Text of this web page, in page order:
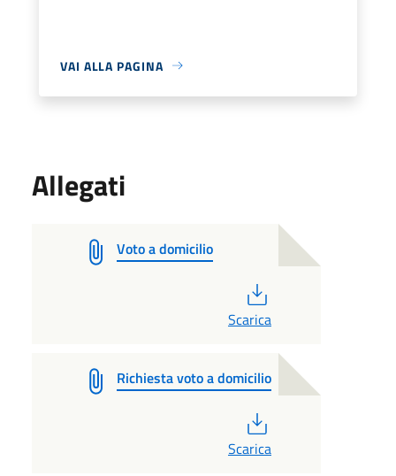
VAI ALLA PAGINA
Allegati
Voto a domicilio
Scarica
Richiesta voto a domicilio
Scarica